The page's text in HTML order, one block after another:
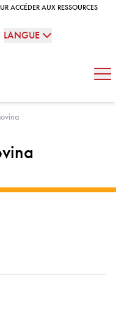
ACCÉDER AUX RESSOURCES
ACCÉDER AUX RESSOURCES
LANGUE